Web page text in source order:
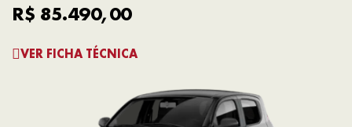
R$ 85.490,00
VER FICHA TÉCNICA